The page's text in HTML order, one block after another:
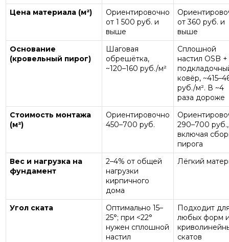
Цена материала (м²)
Ориентировочно
от 1 500 руб. и
выше
от 360 руб. и
выше
Основание
(кровельный пирог)
Шаговая
обрешётка,
~120–160 руб./м²
Сплошной
настил OSB +
ковёр,
руб./м². В ~4
раза дороже
Стоимость монтажа
(м²)
Ориентировочно
450–700 руб.
290–700 руб.,
включая
пирога
Вес и нагрузка на
фундамент
2–4% от общей
нагрузки
кирпичного
дома
Лёгкий
Угол ската
Оптимально 15–
25°; при <22°
нужен сплошной
настил
Подходит
любых форм
скатов